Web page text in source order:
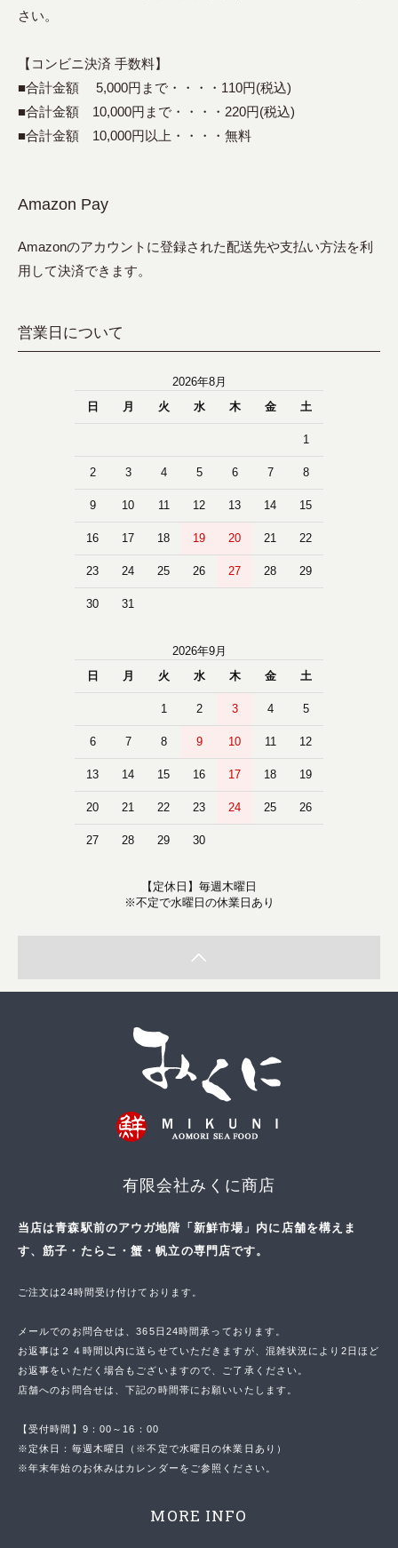
さい。
【コンビニ決済 手数料】
■合計金額 5,000円まで・・・・110円(税込)
■合計金額 10,000円まで・・・・220円(税込)
■合計金額 10,000円以上・・・・無料
Amazon Pay
Amazonのアカウントに登録された配送先や支払い方法を利
用して決済できます。
営業日について
2026年8月
日
月 火 水 木 金 土
1
2 3 4 5 6 7 8
9 10 11 12 13 14 15
16 17 18 19 20 21 22
23 24 25 26 27 28 29
30 31
2026年9月
日
月 火 水 木 金 土
1 2 3 4 5
6 7 8 9 10 11 12
13 14 15 16 17 18 19
20 21 22 23 24 25 26
27 28 29 30
【定休日】毎週木曜日
※不定で水曜日の休業日あり
有限会社みくに商店
当店は青森駅前のアウガ地階「新鮮市場」内に店舗を構えま
す、筋子・たらこ・蟹・帆立の専門店です。
ご注文は24時間受け付けております。
メールでのお問合せは、365日24時間承っております。
お返事は２４時間以内に送らせていただきますが、混雑状況により2日ほど
お返事をいただく場合もございますので、ご了承ください。
店舗へのお問合せは、下記の時間帯にお願いいたします。
【受付時間】9：00～16：00
※定休日：毎週木曜日（※不定で水曜日の休業日あり）
※年末年始のお休みはカレンダーをご参照ください。
MORE INFO